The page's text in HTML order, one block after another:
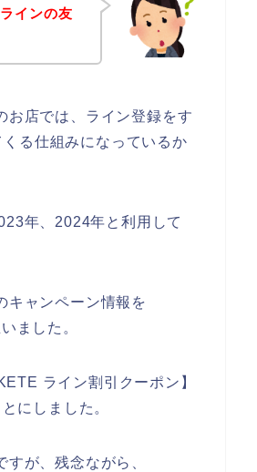
インの友
お店では、ライン登録をす
る仕組みになっているか
年、2024年と利用して
キャンペーン情報を
ました。
ライン割引クーポン】
にしました。
が、残念ながら、